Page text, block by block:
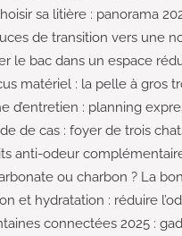
sa litière : panorama
de transition vers une
le bac dans un espace
matériel : la pelle à gros
d’entretien : planning
de cas : foyer de trois
anti-odeur
ou charbon ? La
et hydratation : réduire
connectées 2025 :